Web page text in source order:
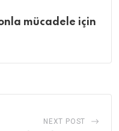
mücadele için
NEXT POST